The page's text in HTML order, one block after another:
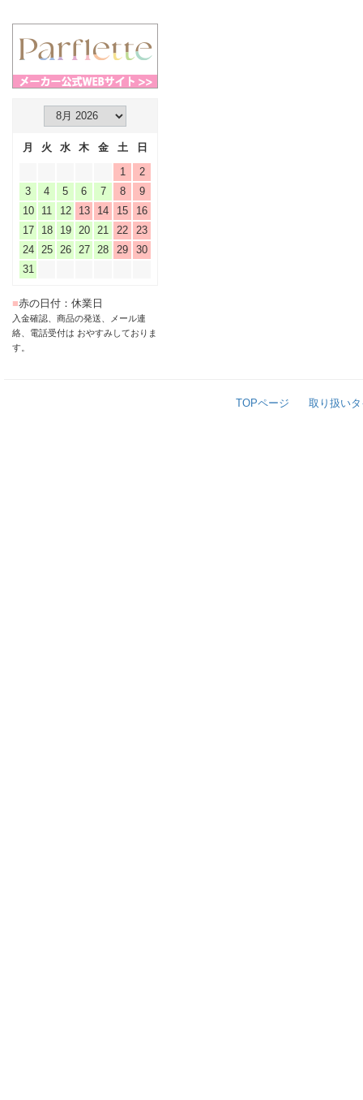
月 火 水 木 金 土
日
1
2
3
4 5 6 7 8
9
10
11 12 13 14 15
16
17
18 19 20 21 22
23
24
25 26 27 28 29
30
31
■赤の日付：休業日
入金確認、商品の発送、メール連
絡、電話受付は おやすみしておりま
す。
TOPページ 取り扱い